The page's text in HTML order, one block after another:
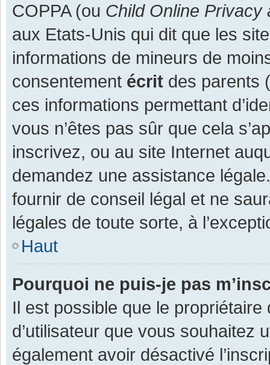
COPPA (ou Child Online Privacy
aux Etats-Unis qui dit que les
informations de mineurs de
consentement écrit des parents
ces informations permettant
vous n’êtes pas sûr que cela
inscrivez, ou au site Internet
demandez une assistance
fournir de conseil légal et ne
légales de toute sorte, à
Haut
Pourquoi ne puis-je pas
Il est possible que le
d’utilisateur que vous souhaitez
également avoir désactivé